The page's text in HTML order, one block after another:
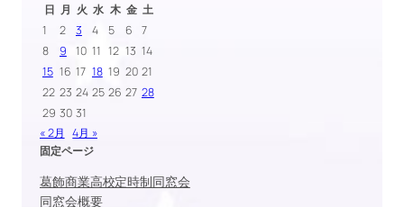
日 月 火 水 木 金 土
1
2 3 4 5 6
7
8
9 10 11 12 13 14
15 16 17 18 19 20 21
22 23 24 25 26 27 28
29 30 31
« 2月
4月 »
固定ページ
葛飾商業高校定時制同窓会
同窓会概要